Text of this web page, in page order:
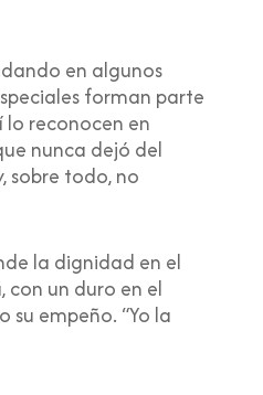
en algunos
forman parte
reconocen en
nunca dejó del
sobre todo, no
la dignidad en el
un duro en el
empeño. “Yo la